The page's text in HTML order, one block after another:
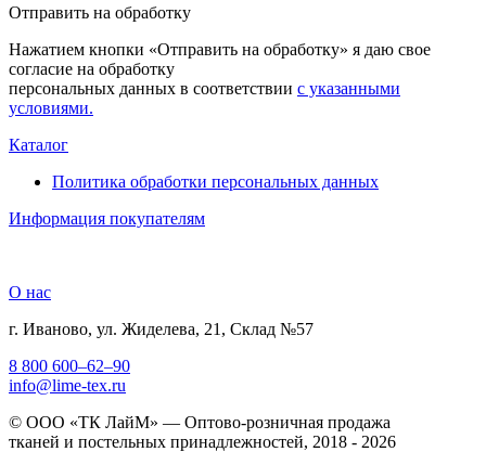
Отправить на обработку
Нажатием кнопки «Отправить на обработку» я даю свое
согласие на обработку
персональных данных в соответствии с указанными
условиями.
Каталог
Политика обработки персональных данных
Информация покупателям
О нас
г. Иваново, ул. Жиделева, 21, Склад №57
8 800 600–62–90
info@lime-tex.ru
© ООО «ТК ЛайМ» — Оптово-розничная продажа
тканей и постельных принадлежностей, 2018 - 2026